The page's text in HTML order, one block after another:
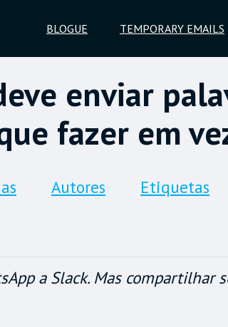
BLOGUE TEMPORARY EMAILS
enviar
fazer em
Autores Etiquetas
a Slack. Mas compartilhar